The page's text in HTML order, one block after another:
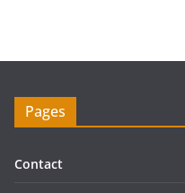
Pages
Contact